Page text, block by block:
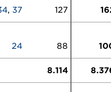
, 37 127
24 88
8.114